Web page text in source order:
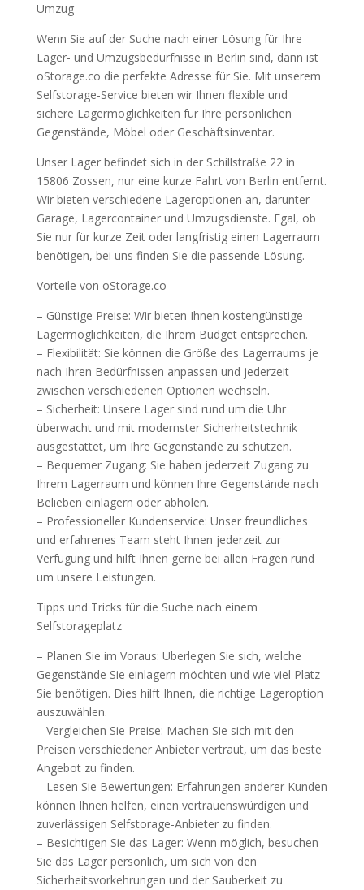
Umzug
Wenn Sie auf der Suche nach einer Lösung für Ihre
Lager- und Umzugsbedürfnisse in Berlin sind, dann ist
oStorage.co die perfekte Adresse für Sie. Mit unserem
Selfstorage-Service bieten wir Ihnen flexible und
sichere Lagermöglichkeiten für Ihre persönlichen
Gegenstände, Möbel oder Geschäftsinventar.
Unser Lager befindet sich in der Schillstraße 22 in
15806 Zossen, nur eine kurze Fahrt von Berlin entfernt.
Wir bieten verschiedene Lageroptionen an, darunter
Garage, Lagercontainer und Umzugsdienste. Egal, ob
Sie nur für kurze Zeit oder langfristig einen Lagerraum
benötigen, bei uns finden Sie die passende Lösung.
Vorteile von oStorage.co
– Günstige Preise: Wir bieten Ihnen kostengünstige
Lagermöglichkeiten, die Ihrem Budget entsprechen.
– Flexibilität: Sie können die Größe des Lagerraums je
nach Ihren Bedürfnissen anpassen und jederzeit
zwischen verschiedenen Optionen wechseln.
– Sicherheit: Unsere Lager sind rund um die Uhr
überwacht und mit modernster Sicherheitstechnik
ausgestattet, um Ihre Gegenstände zu schützen.
– Bequemer Zugang: Sie haben jederzeit Zugang zu
Ihrem Lagerraum und können Ihre Gegenstände nach
Belieben einlagern oder abholen.
– Professioneller Kundenservice: Unser freundliches
und erfahrenes Team steht Ihnen jederzeit zur
Verfügung und hilft Ihnen gerne bei allen Fragen rund
um unsere Leistungen.
Tipps und Tricks für die Suche nach einem
Selfstorageplatz
– Planen Sie im Voraus: Überlegen Sie sich, welche
Gegenstände Sie einlagern möchten und wie viel Platz
Sie benötigen. Dies hilft Ihnen, die richtige Lageroption
auszuwählen.
– Vergleichen Sie Preise: Machen Sie sich mit den
Preisen verschiedener Anbieter vertraut, um das beste
Angebot zu finden.
– Lesen Sie Bewertungen: Erfahrungen anderer Kunden
können Ihnen helfen, einen vertrauenswürdigen und
zuverlässigen Selfstorage-Anbieter zu finden.
– Besichtigen Sie das Lager: Wenn möglich, besuchen
Sie das Lager persönlich, um sich von den
Sicherheitsvorkehrungen und der Sauberkeit zu